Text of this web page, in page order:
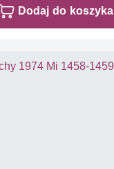
Dodaj do koszyka